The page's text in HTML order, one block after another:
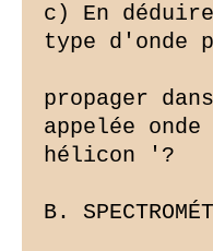
c) En
type d'onde
propager
appelée onde
hélicon '?
B.